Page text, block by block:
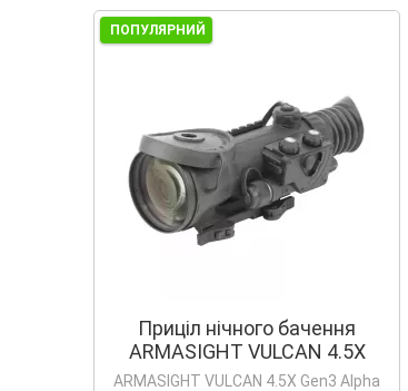
ПОПУЛЯРНИЙ
Приціл нічного бачення
ARMASIGHT VULCAN 4.5X
Gen3 Alpha MG США
ARMASIGHT VULCAN 4.5X Gen3 Alpha